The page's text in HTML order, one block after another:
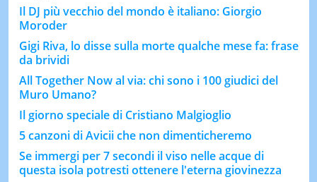
Il DJ più vecchio del mondo è italiano: Giorgio
Moroder
Gigi Riva, lo disse sulla morte qualche mese fa: frase
da brividi
All Together Now al via: chi sono i 100 giudici del
Muro Umano?
Il giorno speciale di Cristiano Malgioglio
5 canzoni di Avicii che non dimenticheremo
Se immergi per 7 secondi il viso nelle acque di
questa isola potresti ottenere l'eterna giovinezza